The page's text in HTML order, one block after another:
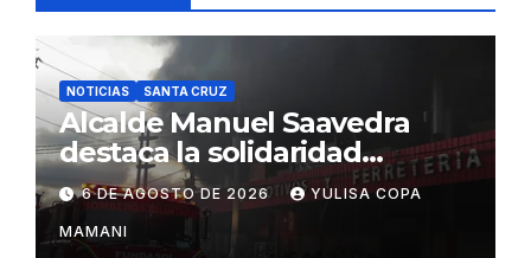
NOTICIAS SANTA CRUZ
Alcalde Manuel Saavedra
destaca la solidaridad
durante la emergencia en
Barrio Lindo
6 DE AGOSTO DE 2026 YULISA COPA
MAMANI